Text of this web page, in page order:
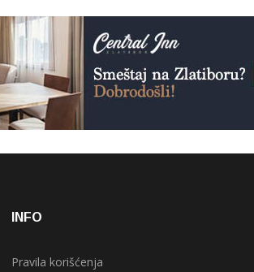
INFO
Pravila korišćenja